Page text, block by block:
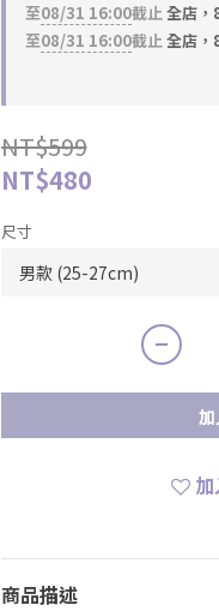
至08/31 16:00截止全店，
至08/31 16:00截止全店，
NT$599
NT$480
尺寸
商品描述